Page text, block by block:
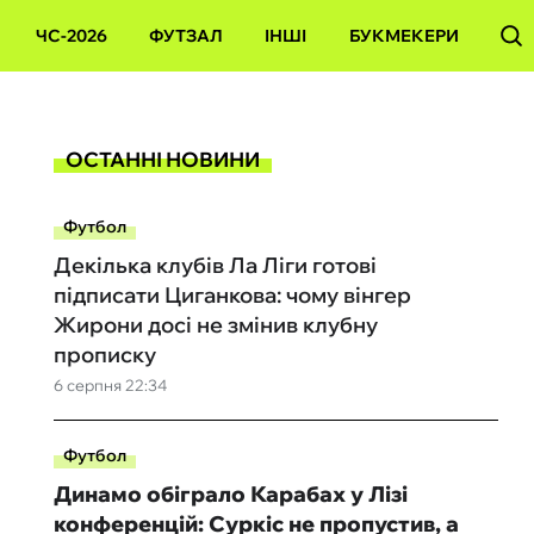
ЧС-2026 ФУТЗАЛ ІНШІ БУКМЕКЕРИ
ОСТАННІ НОВИНИ
Футбол
6 серпня 22:34
Декілька клубів Ла Ліги готові
підписати Циганкова: чому вінгер
Жирони досі не змінив клубну
прописку
Футбол
Динамо обіграло Карабах у Лізі
конференцій: Суркіс не пропустив, а